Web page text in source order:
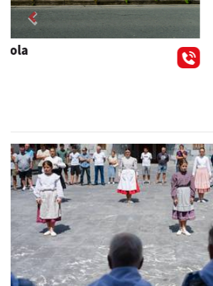
Javier Iraola harategia
Previous